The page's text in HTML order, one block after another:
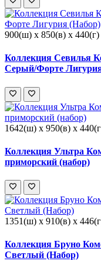
900(ш) x 850(в) x 440(г)
Коллекция
Серый/Форте
1642(ш) x 950(в) x
Коллекция Ультра
приморский (набор)
1351(ш) x 910(в) x
Коллекция Бруно
Светлый (Набор)